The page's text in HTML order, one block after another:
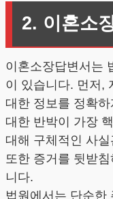
2. 이혼소
이혼소장답변서는
이 있습니다. 먼저,
대한 정보를 정확
대한 반박이 가장
대해 구체적인 사
또한 증거를 뒷받
니다.
법원에서는 단순한